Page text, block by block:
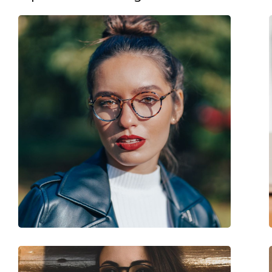
Βάρος:
115 γρ
Ρυθμιζόμενα μαξιλάρια μύτης:
Όχι
Εύκαμπτη άρθρωση:
Ναι
Clip-on:
Ναι
Αξεσουάρ
Παρέχονται με θήκη:
Ναι
Πανί καθαρισμού:
Τύπος:
Γυναικεία
Κατηγορία:
Γυαλιά οράσεως
Μάρκα:
Polaroid